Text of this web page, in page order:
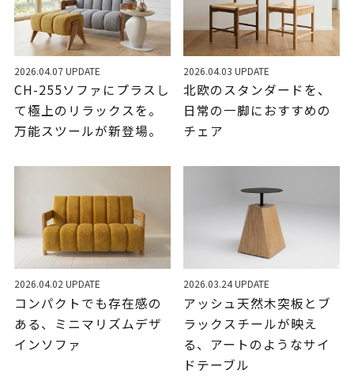
2026.04.07 UPDATE
CH-255ソファにプラスし
て極上のリラックスを。
万能スツールが新登場。
2026.04.03 UPDATE
北欧のスタンダードを、
日常の一脚におすすめの
チェア
2026.04.02 UPDATE
コンパクトでも存在感の
ある、ミニマリズムデザ
インソファ
2026.03.24 UPDATE
アッシュ天然木突板とブ
ラックスチールが映え
る、アートのようなサイ
ドテーブル